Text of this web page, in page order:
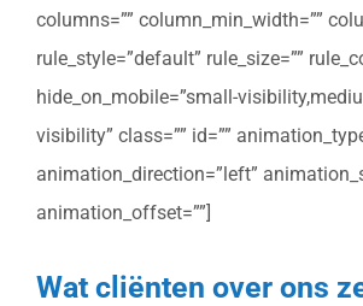
columns=”” column_min_width=””
rule_style=”default” rule_size=””
hide_on_mobile=”small-
visibility” class=”” id=””
animation_direction=”left”
animation_offset=””]
Wat cliënten over ons